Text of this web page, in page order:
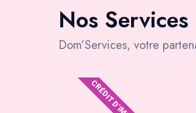
Nos Services
Dom’Services, votre